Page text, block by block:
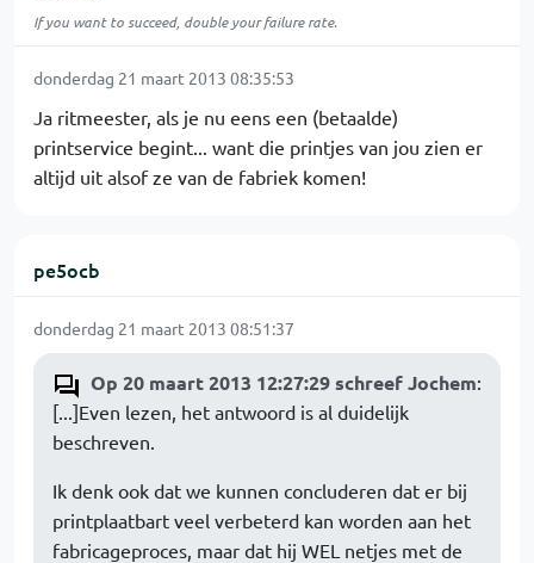
If you want to succeed, double your failure rate.
donderdag 21 maart 2013 08:35:53
Ja ritmeester, als je nu eens een (betaalde)
printservice begint... want die printjes van jou zien er
altijd uit alsof ze van de fabriek komen!
pe5ocb
donderdag 21 maart 2013 08:51:37
Op 20 maart 2013 12:27:29 schreef Jochem:
[...]Even lezen, het antwoord is al duidelijk
beschreven.
Ik denk ook dat we kunnen concluderen dat er bij
printplaatbart veel verbeterd kan worden aan het
fabricageproces, maar dat hij WEL netjes met de